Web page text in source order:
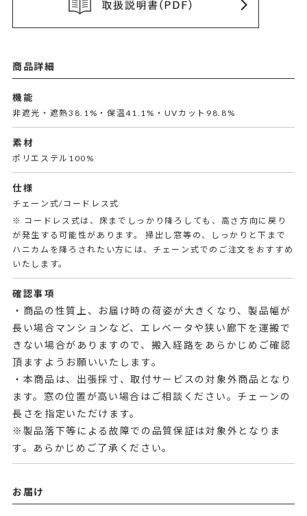
商品詳細
機能
非遮光・遮熱38.1%・保温41.1%・UVカット98.8%
素材
ポリエステル100%
仕様
チェーン式/コードレス式
※ コードレス式は、床までしっかり降ろしても、高さ方向に戻り
が発生する可能性があります。 掃出し窓等の、しっかりと下まで
ハニカムを降ろされたい方には、チェーン式でのご注文をおすすめ
いたします。
確認事項
・商品の性質上、お届け時の荷姿が大きくなり、製品幅が
長い場合マンションなど、エレベータや狭い廊下を運搬で
きない場合がありますので、搬入経路をあらかじめご確認
頂ますようお願いいたします。
・本商品は、出張採寸、取付サービスの対象外商品となり
ます。窓の位置が高い場合はご相談ください。チェーンの
長さを指定いただけます。
※製品落下等による故障での品質保証は対象外となりま
す。あらかじめご了承ください。
お届け